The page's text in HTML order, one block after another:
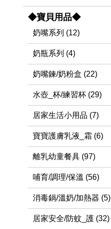
◆寶貝用品◆
奶嘴系列 (12)
奶瓶系列 (4)
奶嘴鍊/奶粉盒 (22)
水壺_杯/練習杯 (29)
居家生活小用品 (7)
寶寶護膚乳液_霜 (6)
離乳幼童餐具 (97)
哺育/調理/保溫 (56)
消毒鍋/溫奶/加熱器 (5)
居家安全/防蚊_護 (32)